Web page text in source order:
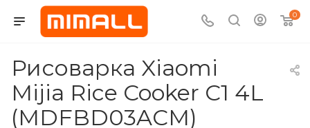
0
Рисоварка Xiaomi
Mijia Rice Cooker C1 4L
(MDFBD03ACM)